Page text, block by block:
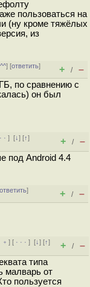
пользоваться на
(ну кроме тяжёлых
из
] [ответить]
+ / –
по сравнению с
он был
·][↓] [↑]
+ / –
под Android 4.4
ответить]
+ / –
] [ · · ·][↓] [↑]
+ / –
типа
малварь от
пользуется